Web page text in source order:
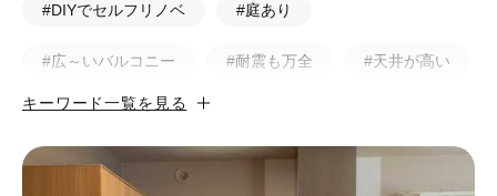
#DIYでセルフリノベ #庭あり
#広～いバルコニー #耐震も万全 #天井が高い
#カフェ風 #昭和レトロ
#ナチュラル #アジアンテイスト
キーワード一覧を見る